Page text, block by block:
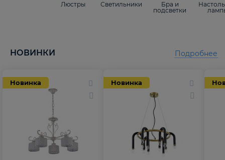
Люстры Светильники
Бра и
подсветки
НОВИНКИ
Новинка Новинка
Подробнее